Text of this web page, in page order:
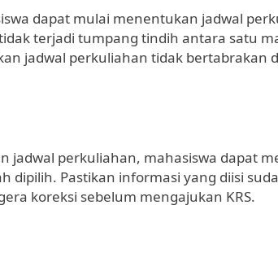
dapat mulai menentukan jadwal
terjadi tumpang tindih antara satu
jadwal perkuliahan tidak bertabrakan
jadwal perkuliahan, mahasiswa dapat
dipilih. Pastikan informasi yang diisi
koreksi sebelum mengajukan KRS.